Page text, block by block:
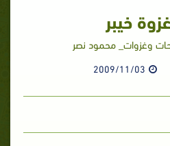
خيبر
وغزوات_ محمود نصر
2009/11/03